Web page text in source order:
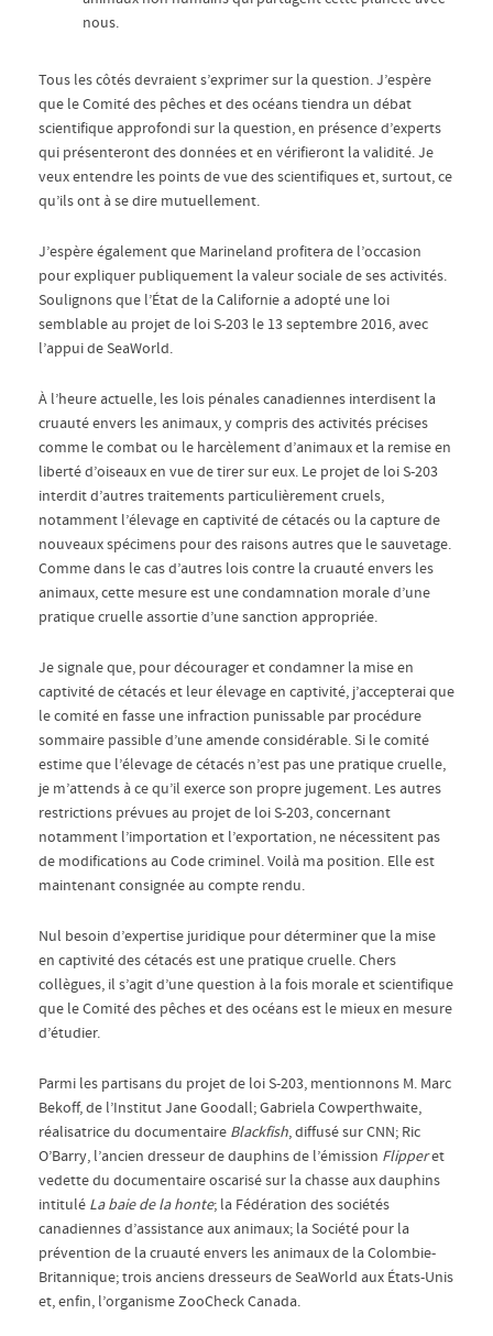
nous.
Tous les côtés devraient s’exprimer sur la question. J’espère
que le Comité des pêches et des océans tiendra un débat
scientifique approfondi sur la question, en présence d’experts
qui présenteront des données et en vérifieront la validité. Je
veux entendre les points de vue des scientifiques et, surtout, ce
qu’ils ont à se dire mutuellement.
J’espère également que Marineland profitera de l’occasion
pour expliquer publiquement la valeur sociale de ses activités.
Soulignons que l’État de la Californie a adopté une loi
semblable au projet de loi S-203 le 13 septembre 2016, avec
l’appui de SeaWorld.
À l’heure actuelle, les lois pénales canadiennes interdisent la
cruauté envers les animaux, y compris des activités précises
comme le combat ou le harcèlement d’animaux et la remise en
liberté d’oiseaux en vue de tirer sur eux. Le projet de loi S-203
interdit d’autres traitements particulièrement cruels,
notamment l’élevage en captivité de cétacés ou la capture de
nouveaux spécimens pour des raisons autres que le sauvetage.
Comme dans le cas d’autres lois contre la cruauté envers les
animaux, cette mesure est une condamnation morale d’une
pratique cruelle assortie d’une sanction appropriée.
Je signale que, pour décourager et condamner la mise en
captivité de cétacés et leur élevage en captivité, j’accepterai que
le comité en fasse une infraction punissable par procédure
sommaire passible d’une amende considérable. Si le comité
estime que l’élevage de cétacés n’est pas une pratique cruelle,
je m’attends à ce qu’il exerce son propre jugement. Les autres
restrictions prévues au projet de loi S-203, concernant
notamment l’importation et l’exportation, ne nécessitent pas
de modifications au Code criminel. Voilà ma position. Elle est
maintenant consignée au compte rendu.
Nul besoin d’expertise juridique pour déterminer que la mise
en captivité des cétacés est une pratique cruelle. Chers
collègues, il s’agit d’une question à la fois morale et scientifique
que le Comité des pêches et des océans est le mieux en mesure
d’étudier.
Parmi les partisans du projet de loi S-203, mentionnons M. Marc
Bekoff, de l’Institut Jane Goodall; Gabriela Cowperthwaite,
réalisatrice du documentaire Blackfish, diffusé sur CNN; Ric
O’Barry, l’ancien dresseur de dauphins de l’émission Flipperet
vedette du documentaire oscarisé sur la chasse aux dauphins
intitulé La baie de la honte; la Fédération des sociétés
canadiennes d’assistance aux animaux; la Société pour la
prévention de la cruauté envers les animaux de la Colombie-
Britannique; trois anciens dresseurs de SeaWorld aux États-Unis
et, enfin, l’organisme ZooCheck Canada.